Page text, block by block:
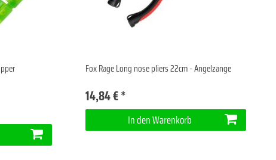
Fox Rage Long nose pliers 22cm - Angelzange
14,84 € *
In den Warenkorb